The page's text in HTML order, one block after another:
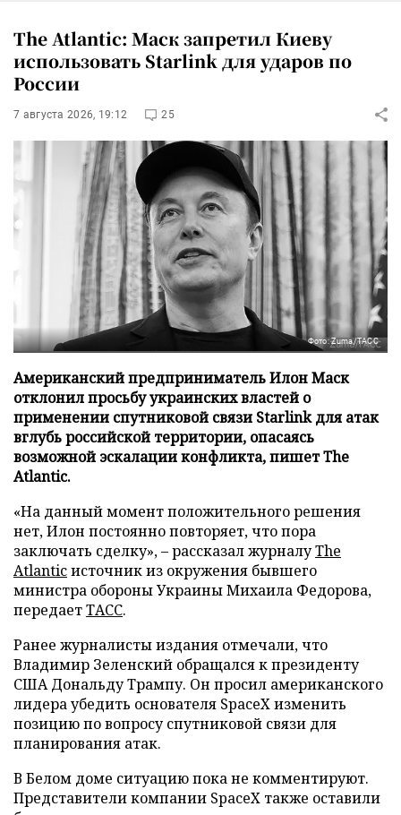
The Atlantic: Маск запретил Киеву
использовать Starlink для ударов по
России
7 августа 2026, 19:12 25
Фото: Zuma/ТАСС
Американский предприниматель Илон Маск
отклонил просьбу украинских властей о
применении спутниковой связи Starlink для атак
вглубь российской территории, опасаясь
возможной эскалации конфликта, пишет The
Atlantic.
«На данный момент положительного решения
нет, Илон постоянно повторяет, что пора
заключать сделку», – рассказал журналуThe
Atlanticисточник из окружения бывшего
министра обороны Украины Михаила Федорова,
передаетТАСС.
Ранее журналисты издания отмечали, что
Владимир Зеленский обращался к президенту
США Дональду Трампу. Он просил американского
лидера убедить основателя SpaceX изменить
позицию по вопросу спутниковой связи для
планирования атак.
В Белом доме ситуацию пока не комментируют.
Представители компании SpaceX также оставили